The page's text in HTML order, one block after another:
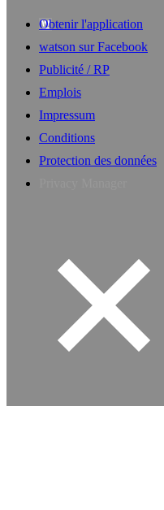
Obtenir l'application
watson sur Facebook
Publicité / RP
Emplois
Impressum
Conditions
Protection des données